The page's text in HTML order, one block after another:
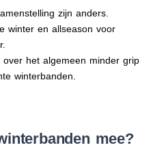
zijn anders.
winter en allseason voor
over het algemeen minder grip
winterbanden.
mee?